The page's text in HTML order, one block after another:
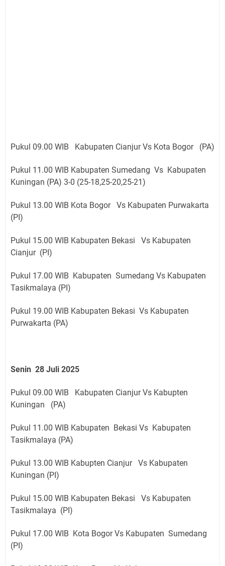
Pukul 09.00 WIB Kabupaten Cianjur Vs Kota Bogor (PA)
Pukul 11.00 WIB Kabupaten Sumedang Vs Kabupaten
Kuningan (PA) 3-0 (25-18,25-20,25-21)
Pukul 13.00 WIB Kota Bogor Vs Kabupaten Purwakarta
(PI)
Pukul 15.00 WIB Kabupaten Bekasi Vs Kabupaten
Cianjur (PI)
Pukul 17.00 WIB Kabupaten Sumedang Vs Kabupaten
Tasikmalaya (PI)
Pukul 19.00 WIB Kabupaten Bekasi Vs Kabupaten
Purwakarta (PA)
Senin 28 Juli 2025
Pukul 09.00 WIB Kabupaten Cianjur Vs Kabupten
Kuningan (PA)
Pukul 11.00 WIB Kabupaten Bekasi Vs Kabupaten
Tasikmalaya (PA)
Pukul 13.00 WIB Kabupten Cianjur Vs Kabupaten
Kuningan (PI)
Pukul 15.00 WIB Kabupaten Bekasi Vs Kabupaten
Tasikmalaya (PI)
Pukul 17.00 WIB Kota Bogor Vs Kabupaten Sumedang
(PI)